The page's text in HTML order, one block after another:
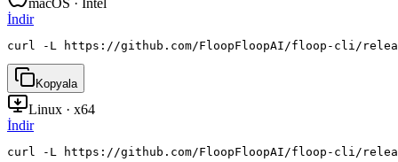
İndir
curl -L https://github.com/FloopFloopAI/floop-cli/
Kopyala
Linux · x64
İndir
curl -L https://github.com/FloopFloopAI/floop-cli/